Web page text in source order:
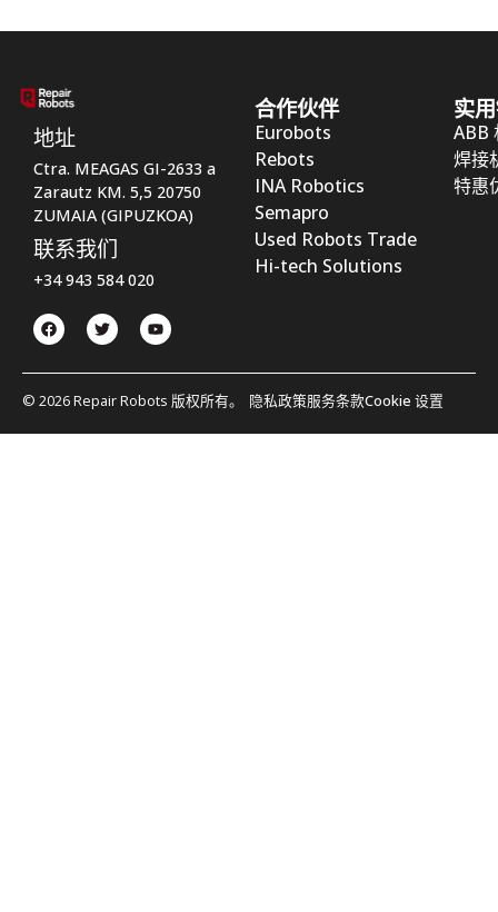
地址
Ctra. MEAGAS GI-2633 a
Zarautz KM. 5,5 20750
ZUMAIA (GIPUZKOA)
联系我们
+34 943 584 020
合作伙伴
Eurobots
Rebots
INA Robotics
Semapro
Used Robots Trade
Hi-tech Solutions
实
ABB
焊接
特惠
© 2026 Repair Robots 版权所有。 隐私政策服务条款Cookie 设置